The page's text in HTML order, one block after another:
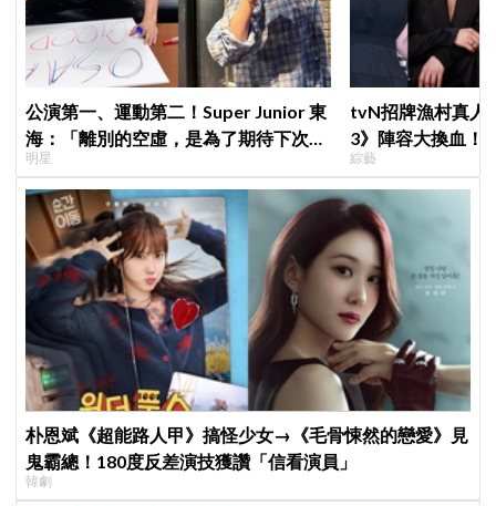
公演第一、運動第二！Super Junior 東
海：「離別的空虛，是為了期待下次再
見」
明星
tvN招牌漁村真人
3》陣容大換血！
曝新成員為金善
綜藝
朴恩斌《超能路人甲》搞怪少女→《毛骨悚然的戀愛》見
鬼霸總！180度反差演技獲讚「信看演員」
韓劇